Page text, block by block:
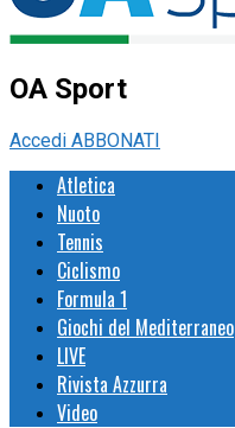
OA Sport
Accedi ABBONATI
Atletica
Nuoto
Tennis
Ciclismo
Formula 1
Giochi del Mediterraneo
LIVE
Rivista Azzurra
Video